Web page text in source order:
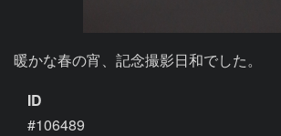
暖かな春の宵、記念撮影日和でした。
ID
#106489